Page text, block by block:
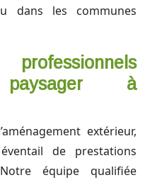
dans les communes
paysager à
extérieur,
de prestations
équipe qualifiée